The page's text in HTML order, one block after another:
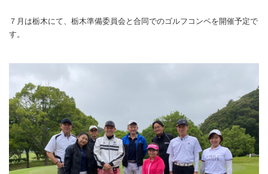
７月は栃木にて、栃木準備委員会と合同でのゴルフコンペを開催予定で
す。